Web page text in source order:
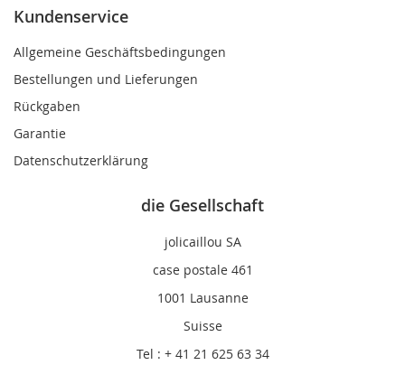
Kundenservice
Allgemeine Geschäftsbedingungen
Bestellungen und Lieferungen
Rückgaben
Garantie
Datenschutzerklärung
die Gesellschaft
jolicaillou SA
case postale 461
1001 Lausanne
Suisse
Tel : + 41 21 625 63 34